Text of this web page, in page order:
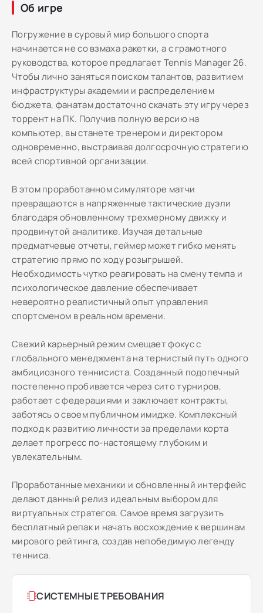
Об игре
Погружение в суровый мир большого спорта
начинается не со взмаха ракетки, а с грамотного
руководства, которое предлагает Tennis Manager 26.
Чтобы лично заняться поиском талантов, развитием
инфраструктуры академии и распределением
бюджета, фанатам достаточно скачать эту игру через
торрент на ПК. Получив полную версию на
компьютер, вы станете тренером и директором
одновременно, выстраивая долгосрочную стратегию
всей спортивной организации.
В этом проработанном симуляторе матчи
превращаются в напряженные тактические дуэли
благодаря обновленному трехмерному движку и
продвинутой аналитике. Изучая детальные
предматчевые отчеты, геймер может гибко менять
стратегию прямо по ходу розыгрышей.
Необходимость чутко реагировать на смену темпа и
психологическое давление обеспечивает
невероятно реалистичный опыт управления
спортсменом в реальном времени.
Свежий карьерный режим смещает фокус с
глобального менеджмента на тернистый путь одного
амбициозного теннисиста. Созданный подопечный
постепенно пробивается через сито турниров,
работает с федерациями и заключает контракты,
заботясь о своем публичном имидже. Комплексный
подход к развитию личности за пределами корта
делает прогресс по-настоящему глубоким и
увлекательным.
Проработанные механики и обновленный интерфейс
делают данный релиз идеальным выбором для
виртуальных стратегов. Самое время загрузить
бесплатный репак и начать восхождение к вершинам
мирового рейтинга, создав непобедимую легенду
тенниса.
СИСТЕМНЫЕ ТРЕБОВАНИЯ